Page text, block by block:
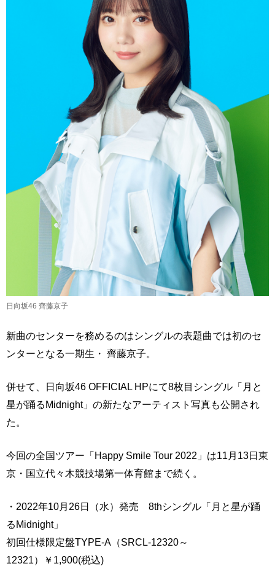
日向坂46 齊藤京子
新曲のセンターを務めるのはシングルの表題曲では初のセ
ンターとなる一期生・ 齊藤京子。
併せて、日向坂46 OFFICIAL HPにて8枚目シングル「月と
星が踊るMidnight」の新たなアーティスト写真も公開され
た。
今回の全国ツアー「Happy Smile Tour 2022」は11月13日東
京・国立代々木競技場第一体育館まで続く。
・2022年10月26日（水）発売 8thシングル「月と星が踊
るMidnight」
初回仕様限定盤TYPE-A（SRCL-12320～
12321）￥1,900(税込)